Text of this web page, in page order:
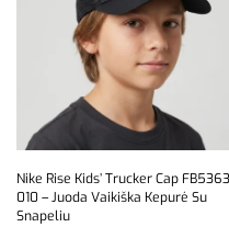
Nike Rise Kids’ Trucker Cap
010 – Juoda Vaikiška Kepurė Su
Snapeliu